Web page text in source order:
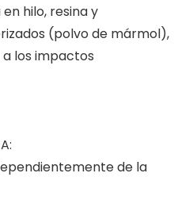
hilo, resina y
(polvo de mármol),
los impactos
de la